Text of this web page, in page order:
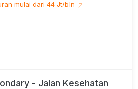
mulai dari 44 Jt/bln
- Jalan Kesehatan